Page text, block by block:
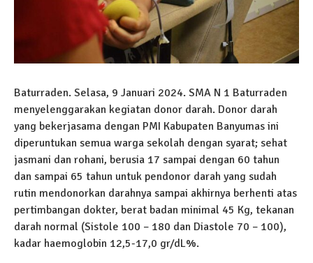
Baturraden. Selasa, 9 Januari 2024. SMA N 1 Baturraden
menyelenggarakan kegiatan donor darah. Donor darah
yang bekerjasama dengan PMI Kabupaten Banyumas ini
diperuntukan semua warga sekolah dengan syarat; sehat
jasmani dan rohani, berusia 17 sampai dengan 60 tahun
dan sampai 65 tahun untuk pendonor darah yang sudah
rutin mendonorkan darahnya sampai akhirnya berhenti atas
pertimbangan dokter, berat badan minimal 45 Kg, tekanan
darah normal (Sistole 100 – 180 dan Diastole 70 – 100),
kadar haemoglobin 12,5-17,0 gr/dL%.